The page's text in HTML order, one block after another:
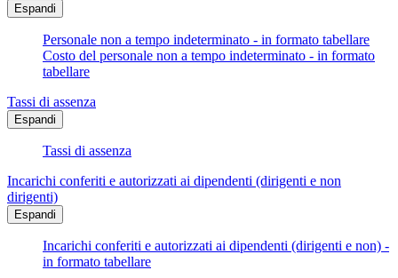
Espandi
Personale non a tempo indeterminato - in formato tabellare
Costo del personale non a tempo indeterminato - in formato
tabellare
Tassi di assenza
Espandi
Tassi di assenza
Incarichi conferiti e autorizzati ai dipendenti (dirigenti e non
dirigenti)
Espandi
Incarichi conferiti e autorizzati ai dipendenti (dirigenti e non) -
in formato tabellare